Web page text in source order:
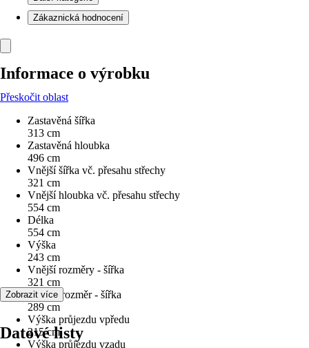
Zákaznická hodnocení
Informace o výrobku
Přeskočit oblast
Zastavěná šířka
313 cm
Zastavěná hloubka
496 cm
Vnější šířka vč. přesahu střechy
321 cm
Vnější hloubka vč. přesahu střechy
554 cm
Délka
554 cm
Výška
243 cm
Vnější rozměry - šířka
321 cm
Vnitřní rozměr - šířka
289 cm
Výška průjezdu vpředu
215 cm
Výška průjezdu vzadu
Zobrazit více
Datové listy